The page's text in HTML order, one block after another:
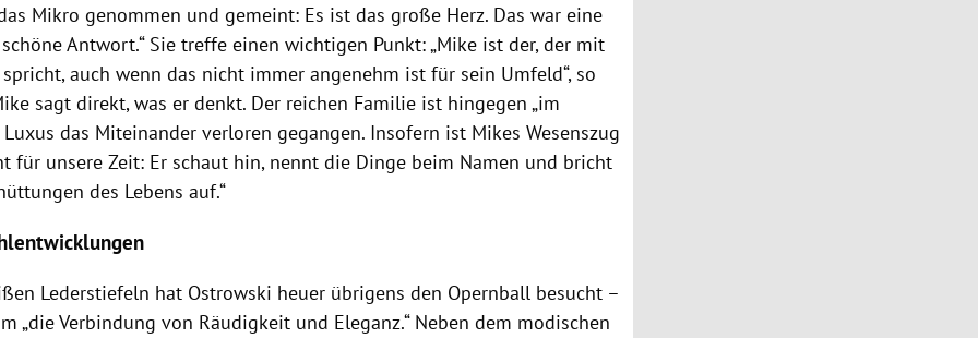
Mikro genommen und gemeint: Es ist das große Herz. Das war eine
Antwort.“ Sie treffe einen wichtigen Punkt: „Mike ist der, der mit
auch wenn das nicht immer angenehm ist für sein Umfeld“, so
sagt direkt, was er denkt. Der reichen Familie ist hingegen „im
das Miteinander verloren gegangen. Insofern ist Mikes Wesenszug
für unsere Zeit: Er schaut hin, nennt die Dinge beim Namen und bricht
des Lebens auf.“
Lederstiefeln hat Ostrowski heuer übrigens den Opernball besucht –
„die Verbindung von Räudigkeit und Eleganz.“ Neben dem modischen